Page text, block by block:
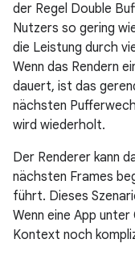
der Regel Double
Nutzers so gering
die Leistung durch
Wenn das Rendern
dauert, ist das
nächsten
wird wiederholt.
Der Renderer kann
nächsten Frames
führt. Dieses
Wenn eine App
Kontext noch